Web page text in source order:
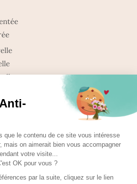
Pierre naturelle
Antistress 2025